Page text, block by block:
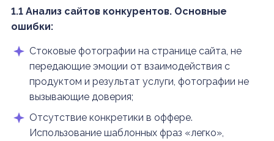
1.1 Анализ сайтов конкурентов. Основные
ошибки:
Стоковые фотографии на странице сайта, не
передающие эмоции от взаимодействия с
продуктом и результат услуги, фотографии не
вызывающие доверия;
Отсутствие конкретики в оффере.
Использование шаблонных фраз «легко»,